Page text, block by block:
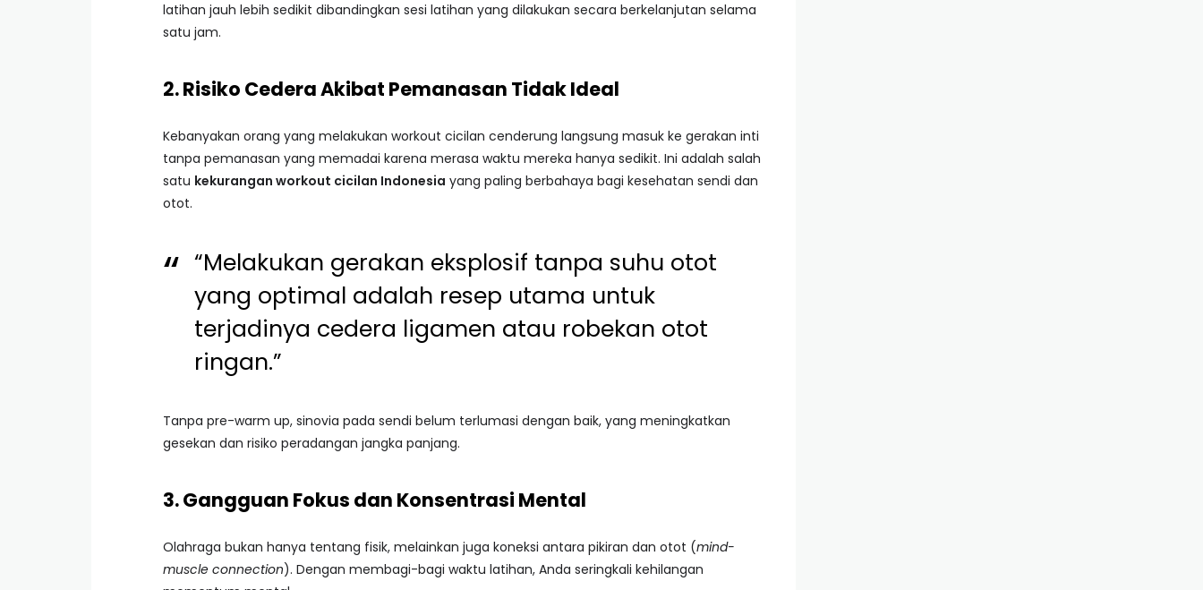
latihan jauh lebih sedikit dibandingkan sesi latihan yang dilakukan secara berkelanjutan selama
satu jam.
2. Risiko Cedera Akibat Pemanasan Tidak Ideal
Kebanyakan orang yang melakukan workout cicilan cenderung langsung masuk ke gerakan inti
tanpa pemanasan yang memadai karena merasa waktu mereka hanya sedikit. Ini adalah salah
satu kekurangan workout cicilan Indonesia yang paling berbahaya bagi kesehatan sendi dan
otot.
“Melakukan gerakan eksplosif tanpa suhu otot
yang optimal adalah resep utama untuk
terjadinya cedera ligamen atau robekan otot
ringan.”
Tanpa pre-warm up, sinovia pada sendi belum terlumasi dengan baik, yang meningkatkan
gesekan dan risiko peradangan jangka panjang.
3. Gangguan Fokus dan Konsentrasi Mental
Olahraga bukan hanya tentang fisik, melainkan juga koneksi antara pikiran dan otot (mind-
muscle connection). Dengan membagi-bagi waktu latihan, Anda seringkali kehilangan